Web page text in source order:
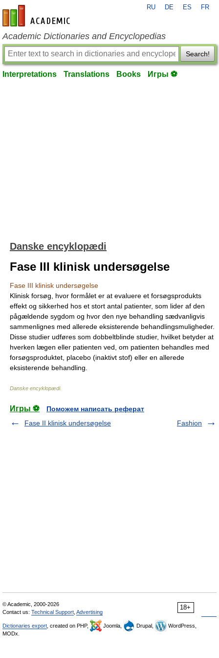
en-academic.com
RU DE ES FR
Academic Dictionaries and Encyclopedias
Search!
Interpretations Translations Books Игры ⚽
Danske encyklopædi
Fase III klinisk undersøgelse
Fase III klinisk undersøgelse
Klinisk forsøg, hvor formålet er at evaluere et forsøgsprodukts
effekt og sikkerhed hos et stort antal patienter, som lider af den
pågældende sygdom og hvor den nye behandling sædvanligvis
sammenlignes med allerede eksisterende behandlingsmuligheder.
Disse studier udføres som dobbeltblinde studier, hvilket betyder at
hverken lægen eller patienten ved, om patienten behandles med
forsøgsproduktet, placebo (inaktivt stof) eller en allerede
eksisterende behandling.
Danske encyklopædi.
Игры ⚽
Поможем написать реферат
Fase II klinisk undersøgelse
Fashion
18+
© Academic, 2000-2026
Contact us: Technical Support Advertising
Dictionaries export , created on PHP, Joomla, Drupal,
WordPress,
MODx.